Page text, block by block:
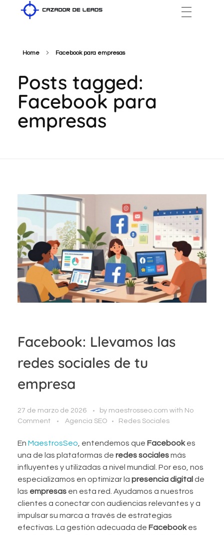
Home Facebook para empresas
Posts tagged:
Facebook para
empresas
Facebook: Llevamos las
redes sociales de tu
empresa
27 de marzo de 2026 by maestrosseo.com with No
Comment
Agencia SEO Redes Sociales
En MaestrosSeo , entendemos que Facebookes
una de las plataformas de redes socialesmás
influyentes y utilizadas a nivel mundial. Por eso, nos
especializamos en optimizar la presencia digital de
las empresas en esta red. Ayudamos a nuestros
clientes a conectar con audiencias relevantes y a
impulsar su marca a través de estrategias
efectivas. La gestión adecuada de Facebookes